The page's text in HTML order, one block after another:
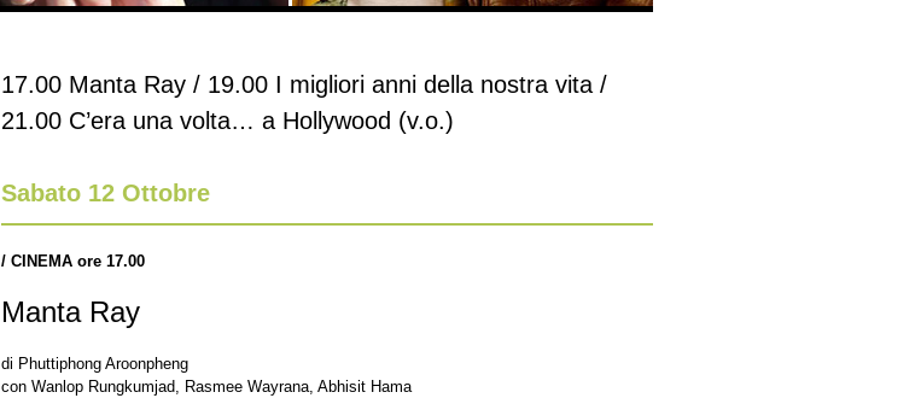
17.00 Manta Ray / 19.00 I migliori anni della nostra vita /
21.00 C’era una volta… a Hollywood (v.o.)
Sabato 12 Ottobre
/ CINEMA ore 17.00
Manta Ray
di Phuttiphong Aroonpheng
con Wanlop Rungkumjad, Rasmee Wayrana, Abhisit Hama